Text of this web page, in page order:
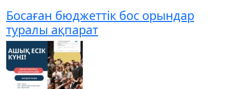
Босаған бюджеттік бос орындар
туралы ақпарат